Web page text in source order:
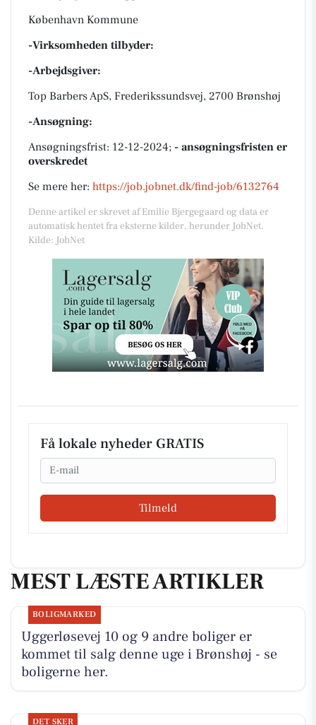
København Kommune
-Virksomheden tilbyder:
-Arbejdsgiver:
Top Barbers ApS, Frederikssundsvej, 2700 Brønshøj
-Ansøgning:
Ansøgningsfrist: 12-12-2024; - ansøgningsfristen er
overskredet
Se mere her: https://job.jobnet.dk/find-job/6132764
Denne artikel er skrevet af Emilie Bjergegaard og data er
automatisk hentet fra eksterne kilder, herunder JobNet.
Kilde: JobNet
Få lokale nyheder GRATIS
Email
Tilmeld
MEST LÆSTE ARTIKLER
BOLIGMARKED
Uggerløsevej 10 og 9 andre boliger er
kommet til salg denne uge i Brønshøj - se
boligerne her.
DET SKER